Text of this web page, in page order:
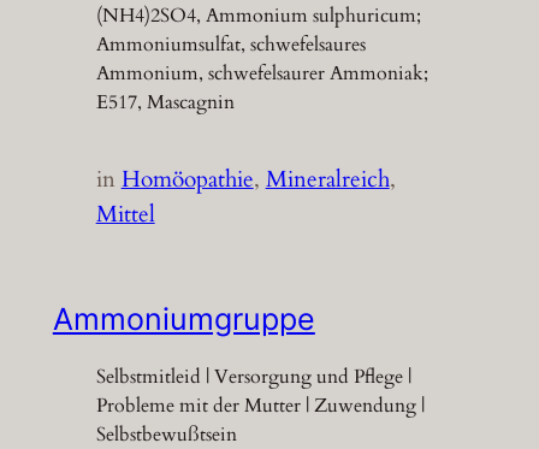
(NH4)2SO4, Ammonium sulphuricum;
Ammoniumsulfat, schwefelsaures
Ammonium, schwefelsaurer Ammoniak;
E517, Mascagnin
inHomöopathie, Mineralreich
Mittel
Ammoniumgruppe
Selbstmitleid | Versorgung und Pflege |
Probleme mit der Mutter | Zuwendung |
Selbstbewußtsein